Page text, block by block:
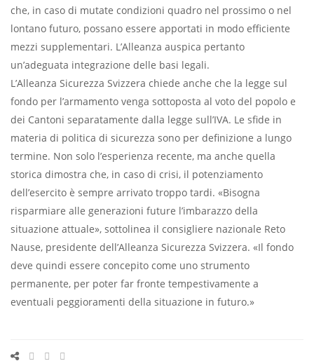
che, in caso di mutate condizioni quadro nel prossimo o nel
lontano futuro, possano essere apportati in modo efficiente
mezzi supplementari. L’Alleanza auspica pertanto
un’adeguata integrazione delle basi legali.
L’Alleanza Sicurezza Svizzera chiede anche che la legge sul
fondo per l’armamento venga sottoposta al voto del popolo e
dei Cantoni separatamente dalla legge sull’IVA. Le sfide in
materia di politica di sicurezza sono per definizione a lungo
termine. Non solo l’esperienza recente, ma anche quella
storica dimostra che, in caso di crisi, il potenziamento
dell’esercito è sempre arrivato troppo tardi. «Bisogna
risparmiare alle generazioni future l’imbarazzo della
situazione attuale», sottolinea il consigliere nazionale Reto
Nause, presidente dell’Alleanza Sicurezza Svizzera. «Il fondo
deve quindi essere concepito come uno strumento
permanente, per poter far fronte tempestivamente a
eventuali peggioramenti della situazione in futuro.»